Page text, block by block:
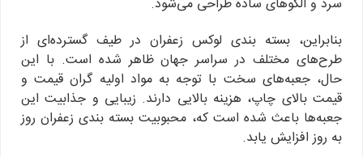
سرد و الگوهای ساده طراحی می‌شود.
بنابراین، بسته بندی لوکس زعفران در طیف گسترده‌ای از
طرح‌های مختلف در سراسر جهان ظاهر شده است. با این
حال، جعبه‌های سخت با توجه به مواد اولیه گران قیمت و
قیمت بالای چاپ، هزینه بالایی دارند. زیبایی و جذابیت این
جعبه‌ها باعث شده است که، محبوبیت بسته بندی زعفران روز
به روز افزایش یابد.